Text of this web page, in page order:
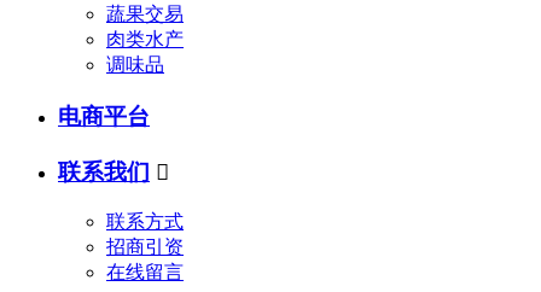
蔬果交易
肉类水产
调味品
电商平台
联系我们 
联系方式
招商引资
在线留言